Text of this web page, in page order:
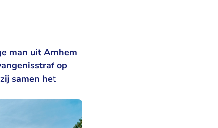
man uit Arnhem
op
samen het